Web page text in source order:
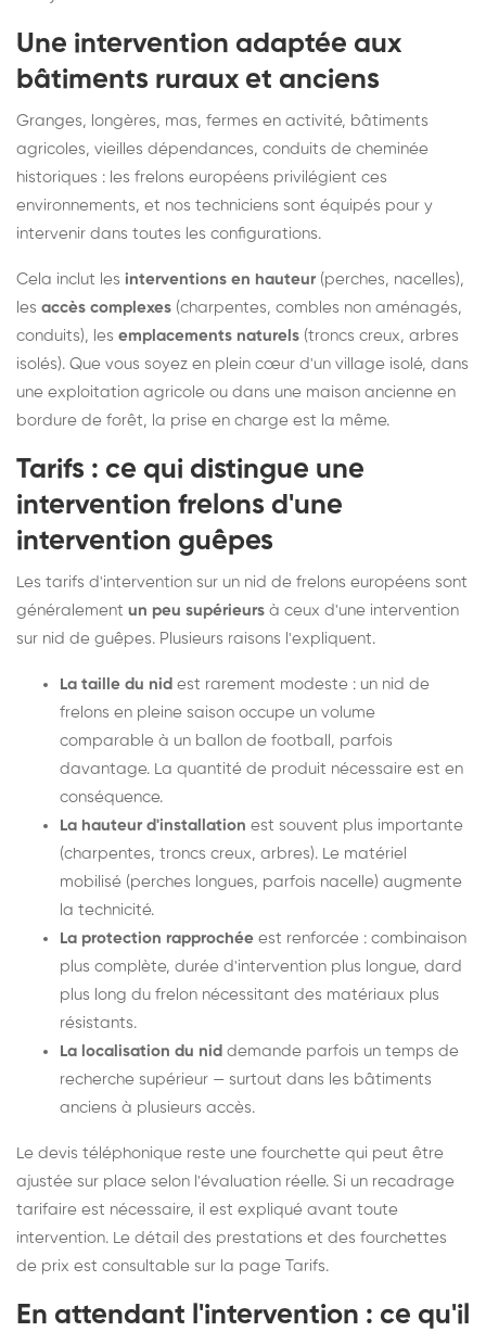
Une intervention adaptée aux
bâtiments ruraux et anciens
Granges, longères, mas, fermes en activité, bâtiments
agricoles, vieilles dépendances, conduits de cheminée
historiques : les frelons européens privilégient ces
environnements, et nos techniciens sont équipés pour y
intervenir dans toutes les configurations.
Cela inclut les interventions en hauteur (perches, nacelles),
les accès complexes (charpentes, combles non aménagés,
conduits), les emplacements naturels (troncs creux, arbres
isolés). Que vous soyez en plein cœur d'un village isolé, dans
une exploitation agricole ou dans une maison ancienne en
bordure de forêt, la prise en charge est la même.
Tarifs : ce qui distingue une
intervention frelons d'une
intervention guêpes
Les tarifs d'intervention sur un nid de frelons européens sont
généralement un peu supérieurs à ceux d'une intervention
sur nid de guêpes. Plusieurs raisons l'expliquent.
La taille du nid est rarement modeste : un nid de
frelons en pleine saison occupe un volume
comparable à un ballon de football, parfois
davantage. La quantité de produit nécessaire est en
conséquence.
La hauteur d'installation est souvent plus importante
(charpentes, troncs creux, arbres). Le matériel
mobilisé (perches longues, parfois nacelle) augmente
la technicité.
La protection rapprochée est renforcée : combinaison
plus complète, durée d'intervention plus longue, dard
plus long du frelon nécessitant des matériaux plus
résistants.
La localisation du nid demande parfois un temps de
recherche supérieur — surtout dans les bâtiments
anciens à plusieurs accès.
Le devis téléphonique reste une fourchette qui peut être
ajustée sur place selon l'évaluation réelle. Si un recadrage
tarifaire est nécessaire, il est expliqué avant toute
intervention. Le détail des prestations et des fourchettes
de prix est consultable sur la page Tarifs.
En attendant l'intervention : ce qu'il